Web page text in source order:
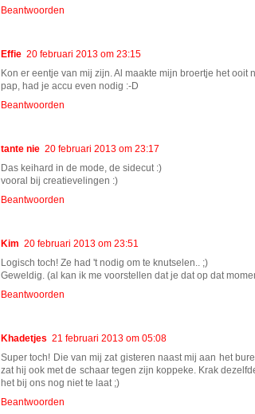
Beantwoorden
Effie 20 februari 2013 om 23:15
Kon er eentje van mij zijn. Al maakte mijn broertje het ooit
pap, had je accu even nodig :-D
Beantwoorden
tante nie 20 februari 2013 om 23:17
Das keihard in de mode, de sidecut :)
vooral bij creatievelingen :)
Beantwoorden
Kim 20 februari 2013 om 23:51
Logisch toch! Ze had 't nodig om te knutselen.. ;)
Geweldig. (al kan ik me voorstellen dat je dat op dat
Beantwoorden
Khadetjes 21 februari 2013 om 05:08
Super toch! Die van mij zat gisteren naast mij aan het
zat hij ook met de schaar tegen zijn koppeke. Krak
het bij ons nog niet te laat ;)
Beantwoorden